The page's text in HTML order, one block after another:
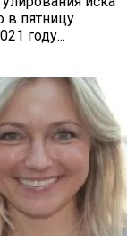
в пятницу
году...